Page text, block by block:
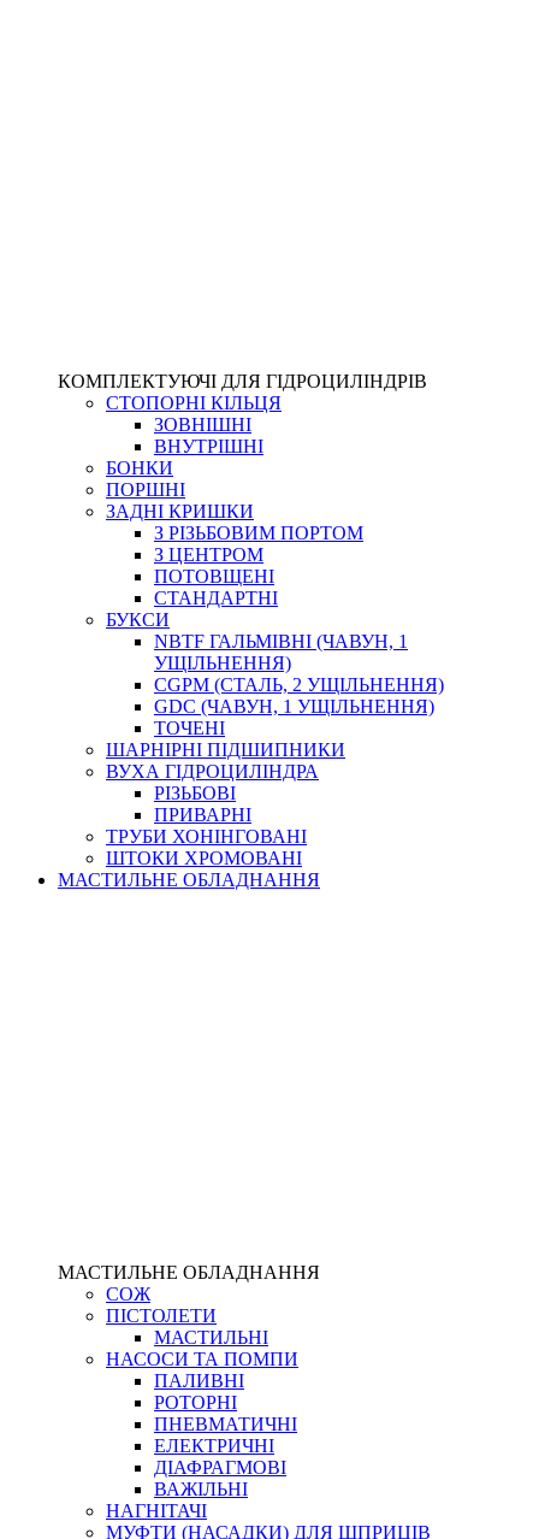
КОМПЛЕКТУЮЧІ ДЛЯ ГІДРОЦИЛІНДРІВ
СТОПОРНІ КІЛЬЦЯ
ЗОВНІШНІ
ВНУТРІШНІ
БОНКИ
ПОРШНІ
ЗАДНІ КРИШКИ
З РІЗЬБОВИМ ПОРТОМ
З ЦЕНТРОМ
ПОТОВЩЕНІ
СТАНДАРТНІ
БУКСИ
NBTF ГАЛЬМІВНІ (ЧАВУН, 1
УЩІЛЬНЕННЯ)
CGPM (СТАЛЬ, 2 УЩІЛЬНЕННЯ)
GDC (ЧАВУН, 1 УЩІЛЬНЕННЯ)
ТОЧЕНІ
ШАРНІРНІ ПІДШИПНИКИ
ВУХА ГІДРОЦИЛІНДРА
РІЗЬБОВІ
ПРИВАРНІ
ТРУБИ ХОНІНГОВАНІ
ШТОКИ ХРОМОВАНІ
МАСТИЛЬНЕ ОБЛАДНАННЯ
МАСТИЛЬНЕ ОБЛАДНАННЯ
СОЖ
ПІСТОЛЕТИ
МАСТИЛЬНІ
НАСОСИ ТА ПОМПИ
ПАЛИВНІ
РОТОРНІ
ПНЕВМАТИЧНІ
ЕЛЕКТРИЧНІ
ДІАФРАГМОВІ
ВАЖІЛЬНІ
НАГНІТАЧІ
МУФТИ (НАСАДКИ) ДЛЯ ШПРИЦІВ